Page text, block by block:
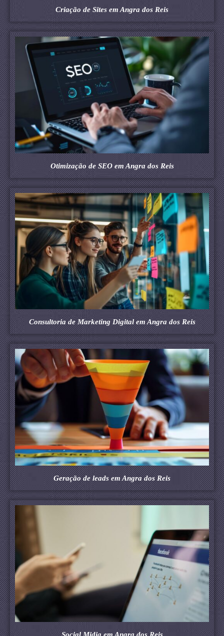
Criação de Sites em Angra dos Reis
Otimização de SEO em Angra dos Reis
Consultoria de Marketing Digital em Angra dos Reis
Geração de leads em Angra dos Reis